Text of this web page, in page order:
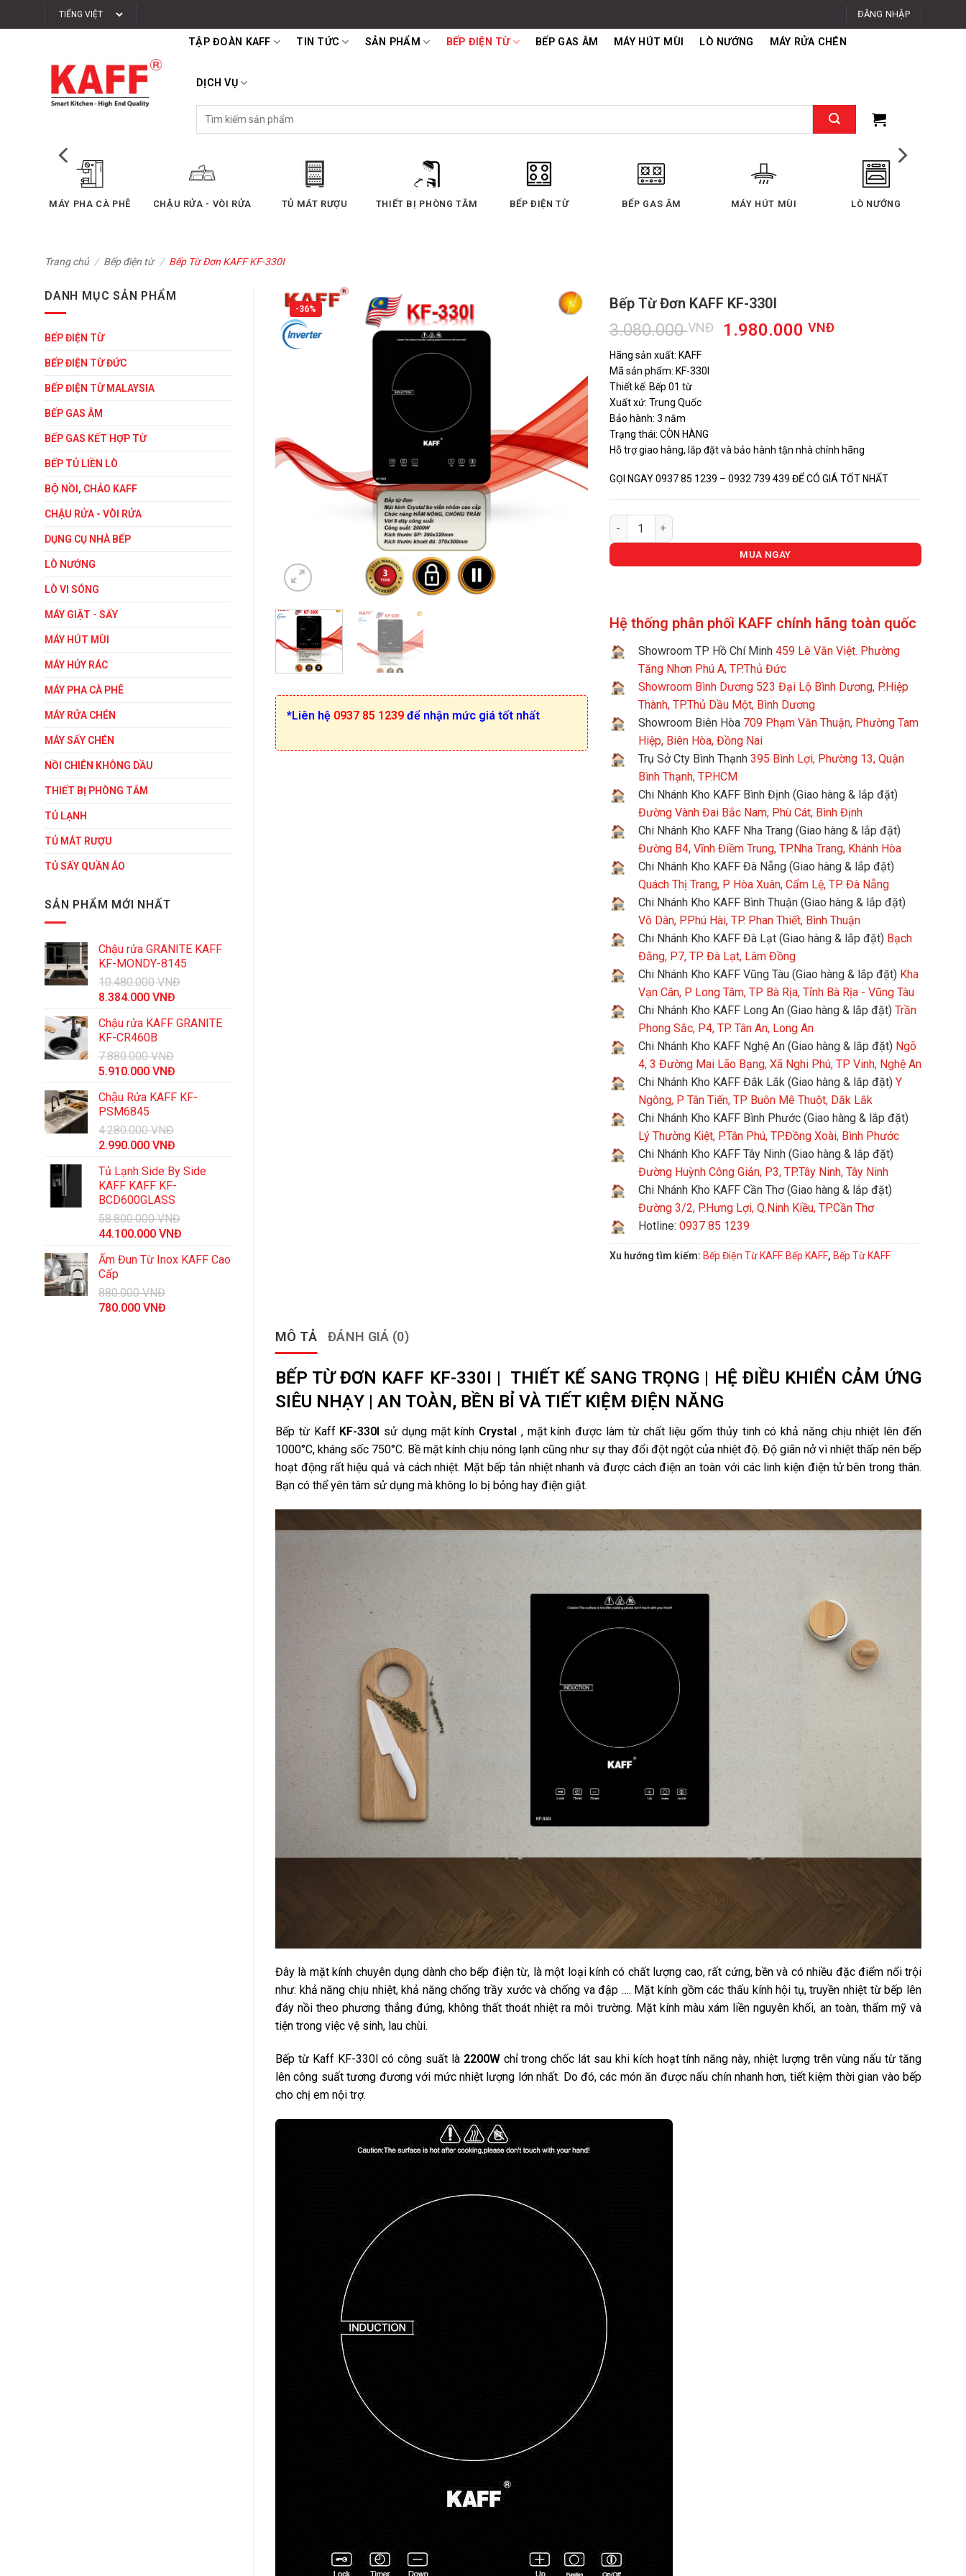
qua
ĐĂNG NHẬP
TẬP ĐOÀN KAFF TIN TỨC SẢN PHẨM BẾP ĐIỆN TỪ BẾP GAS ÂM MÁY HÚT MÙI LÒ NƯỚNG MÁY RỬA CHÉN
DỊCH VỤ
kiếm:
BẾP ĐIỆN TỪ BẾP GAS ÂM MÁY HÚT MÙI LÒ NƯỚNG LÒ VI SÓNG MÁY RỬA CHÉN TỦ LẠNH MÁY GIẶT - SẤY
TẮM
Trang chủ / Bếp điện từ / Bếp Từ Đơn KAFF KF-330I
DANH MỤC SẢN PHẨM
BẾP ĐIỆN TỪ
BẾP ĐIỆN TỪ ĐỨC
BẾP ĐIỆN TỪ MALAYSIA
BẾP GAS ÂM
BẾP GAS KẾT HỢP TỪ
BẾP TỦ LIỀN LÒ
BỘ NỒI, CHẢO KAFF
CHẬU RỬA - VÒI RỬA
DỤNG CỤ NHÀ BẾP
LÒ NƯỚNG
LÒ VI SÓNG
MÁY GIẶT - SẤY
MÁY HÚT MÙI
MÁY HỦY RÁC
MÁY PHA CÀ PHÊ
MÁY RỬA CHÉN
MÁY SẤY CHÉN
NỒI CHIÊN KHÔNG DẦU
THIẾT BỊ PHÒNG TẮM
TỦ LẠNH
TỦ MÁT RƯỢU
TỦ SẤY QUẦN ÁO
SẢN PHẨM MỚI NHẤT
Chậu rửa GRANITE KAFF
KF-MONDY-8145
10.480.000VNĐ
Giá
là:
10.480.000 VNĐ.
8.384.000 VNĐ
tại
Chậu rửa KAFF GRANITE
KF-CR460B
7.880.000VNĐ
Giá
là:
7.880.000 VNĐ.
5.910.000 VNĐ
tại
Chậu Rửa KAFF KF-
PSM6845
4.280.000VNĐ
Giá
là:
4.280.000 VNĐ.
2.990.000 VNĐ
tại
là:
Tủ Lạnh Side By Side
KAFF KAFF KF-
BCD600GLASS
58.800.000VNĐ
Giá
là:
58.800.000 VNĐ.
44.100.000 VNĐ
tại
Ấm Đun Từ Inox KAFF Cao
Cấp
880.000VNĐ
Giá
780.000 VNĐ
-36%
*Liên hệ 0937 85 1239 để nhận mức giá tốt nhất
Bếp Từ Đơn KAFF KF-330I
3.080.000VNĐ
Giá
1.980.000 VNĐGiá
Hãng sản xuất: KAFF
Mã sản phẩm: KF-330I
Thiết kế: Bếp 01 từ
Xuất xứ: Trung Quốc
Bảo hành: 3 năm
Trạng thái: CÒN HÀNG
Hỗ trợ giao hàng, lắp đặt và bảo hành tận nhà chính hãng
GỌI NGAY 0937 85 1239 – 0932 739 439 ĐỂ CÓ GIÁ TỐT NHẤT
Bếp Từ Đơn KAFF KF-330I số lượng
MUA NGAY
Hệ thống phân phối KAFF chính hãng toàn quốc
Showroom TP Hồ Chí Minh 459 Lê Văn Việt. Phường
Tăng Nhơn Phú A, TP.Thủ Đức
Showroom Bình Dương 523 Đại Lộ Bình Dương, P.Hiệp
Thành, TP.Thủ Dầu Một, Bình Dương
Showroom Biên Hòa 709 Phạm Văn Thuận, Phường Tam
Hiệp, Biên Hòa, Đồng Nai
Trụ Sở Cty Bình Thạnh 395 Bình Lợi, Phường 13, Quận
Bình Thạnh, TP.HCM
Chi Nhánh Kho KAFF Bình Định (Giao hàng & lắp đặt)
Đường Vành Đai Bắc Nam, Phù Cát, Bình Định
Chi Nhánh Kho KAFF Nha Trang (Giao hàng & lắp đặt)
Đường B4, Vĩnh Điềm Trung, TP.Nha Trang, Khánh Hòa
Chi Nhánh Kho KAFF Đà Nẵng (Giao hàng & lắp đặt)
Quách Thị Trang, P Hòa Xuân, Cẩm Lệ, TP. Đà Nẵng
Chi Nhánh Kho KAFF Bình Thuận (Giao hàng & lắp đặt)
Võ Dân, P.Phú Hài, TP. Phan Thiết, Bình Thuận
Chi Nhánh Kho KAFF Đà Lạt (Giao hàng & lắp đặt) Bạch
Đằng, P7, TP. Đà Lạt, Lâm Đồng
Chi Nhánh Kho KAFF Vũng Tàu (Giao hàng & lắp đặt) Kha
Vạn Cân, P Long Tâm, TP Bà Rịa, Tỉnh Bà Rịa - Vũng Tàu
Chi Nhánh Kho KAFF Long An (Giao hàng & lắp đặt) Trần
Phong Sắc, P4, TP. Tân An, Long An
Chi Nhánh Kho KAFF Nghệ An (Giao hàng & lắp đặt) Ngõ
4, 3 Đường Mai Lão Bạng, Xã Nghi Phú, TP Vinh, Nghệ An
Chi Nhánh Kho KAFF Đắk Lắk (Giao hàng & lắp đặt) Y
Ngông, P Tân Tiến, TP Buôn Mê Thuột, Dắk Lắk
Chi Nhánh Kho KAFF Bình Phước (Giao hàng & lắp đặt)
Lý Thường Kiệt, P.Tân Phú, TP.Đồng Xoài, Bình Phước
Chi Nhánh Kho KAFF Tây Ninh (Giao hàng & lắp đặt)
Đường Huỳnh Công Giản, P3, TP.Tây Ninh, Tây Ninh
Chi Nhánh Kho KAFF Cần Thơ (Giao hàng & lắp đặt)
Đường 3/2, P.Hưng Lợi, Q.Ninh Kiều, TP.Cần Thơ
Hotline: 0937 85 1239
Xu hướng tìm kiếm: Bếp Điện Từ KAFF. Bếp KAFF, Bếp Từ KAFF
MÔ TẢ ĐÁNH GIÁ (0)
BẾP TỪ ĐƠN KAFF KF-330I | THIẾT KẾ SANG TRỌNG | HỆ ĐIỀU KHIỂN CẢM ỨNG
SIÊU NHẠY | AN TOÀN, BỀN BỈ VÀ TIẾT KIỆM ĐIỆN NĂNG
Bếp từ Kaff KF-330I sử dụng mặt kính Crystal , mặt kính được làm từ chất liệu gốm thủy tinh có khả năng chịu nhiệt lên đến
1000°C, kháng sốc 750°C. Bề mặt kính chịu nóng lạnh cũng như sự thay đổi đột ngột của nhiệt độ. Độ giãn nở vì nhiệt thấp nên bếp
hoạt động rất hiệu quả và cách nhiệt. Mặt bếp tản nhiệt nhanh và được cách điện an toàn với các linh kiện điện tử bên trong thân.
Bạn có thể yên tâm sử dụng mà không lo bị bỏng hay điện giật.
Đây là mặt kính chuyên dụng dành cho bếp điện từ, là một loại kính có chất lượng cao, rất cứng, bền và có nhiều đặc điểm nổi trội
như: khả năng chịu nhiệt, khả năng chống trầy xước và chống va đập …. Mặt kính gồm các thấu kính hội tụ, truyền nhiệt từ bếp lên
đáy nồi theo phương thẳng đứng, không thất thoát nhiệt ra môi trường. Mặt kính màu xám liền nguyên khối, an toàn, thẩm mỹ và
tiện trong việc vệ sinh, lau chùi.
Bếp từ Kaff KF-330I có công suất là 2200W chỉ trong chốc lát sau khi kích hoạt tính năng này, nhiệt lượng trên vùng nấu từ tăng
lên công suất tương đương với mức nhiệt lượng lớn nhất. Do đó, các món ăn được nấu chín nhanh hơn, tiết kiệm thời gian vào bếp
cho chị em nội trợ.